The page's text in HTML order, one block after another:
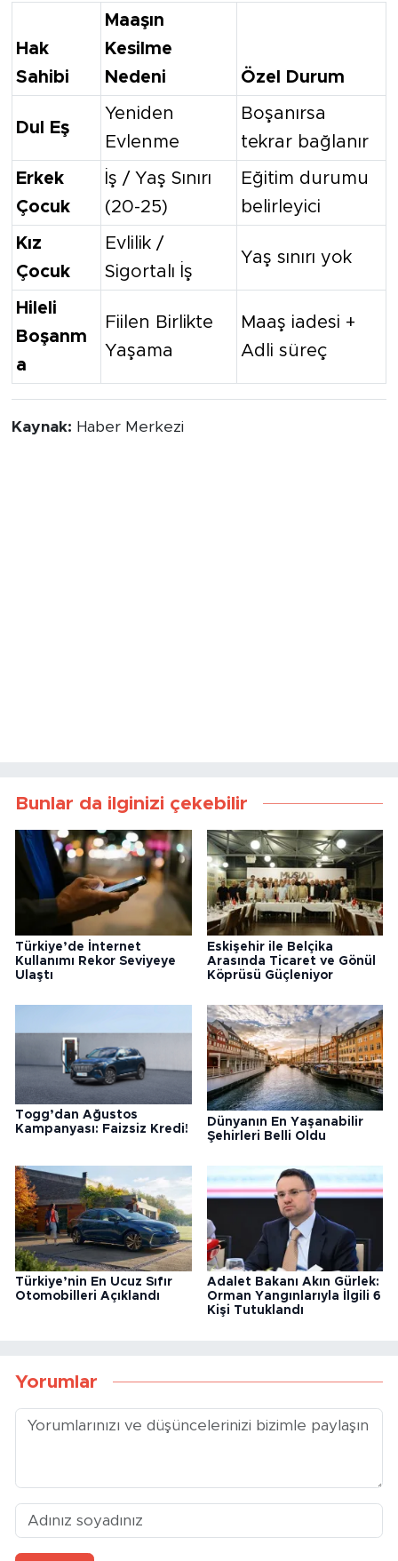
Hak
Sahibi
Maaşın
Kesilme
Nedeni
Özel Durum
Dul Eş
Yeniden
Evlenme
Boşanırsa
tekrar bağlanır
Erkek
Çocuk
İş / Yaş Sınırı
(20-25)
Eğitim durumu
belirleyici
Kız
Çocuk
Evlilik /
Sigortalı İş
Yaş sınırı yok
Hileli
Boşanm
a
Fiilen Birlikte
Yaşama
Maaş iadesi +
Adli süreç
Kaynak: Haber Merkezi
Bunlar da ilginizi çekebilir
Türkiye’de İnternet
Kullanımı Rekor Seviyeye
Ulaştı
Eskişehir ile Belçika
Arasında Ticaret ve Gönül
Köprüsü Güçleniyor
Togg’dan Ağustos
Kampanyası: Faizsiz Kredi!
Dünyanın En Yaşanabilir
Şehirleri Belli Oldu
Türkiye’nin En Ucuz Sıfır
Otomobilleri Açıklandı
Adalet Bakanı Akın Gürlek:
Orman Yangınlarıyla İlgili 6
Kişi Tutuklandı
Yorumlar